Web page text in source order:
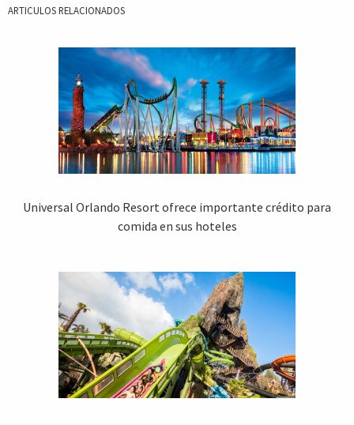
ARTICULOS RELACIONADOS
Universal Orlando Resort ofrece importante crédito para
comida en sus hoteles